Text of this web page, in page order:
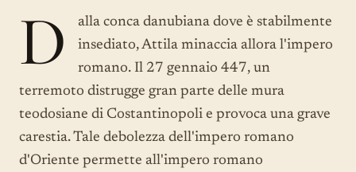
D
alla conca danubiana dove è stabilmente
insediato, Attila minaccia allora l'impero
romano. Il 27 gennaio 447, un
terremoto distrugge gran parte delle mura
teodosiane di Costantinopoli e provoca una grave
carestia. Tale debolezza dell'impero romano
d'Oriente permette all'impero romano